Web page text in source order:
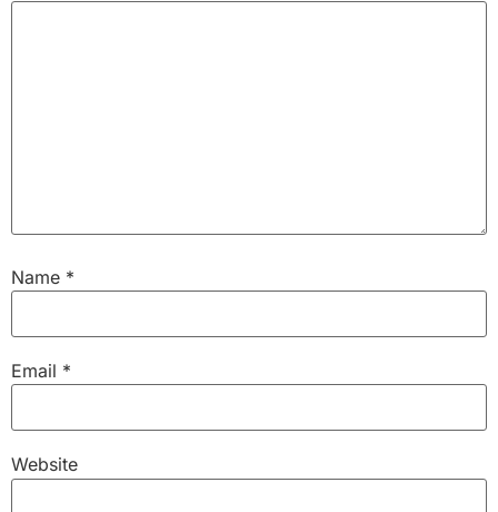
Name *
Email *
Website